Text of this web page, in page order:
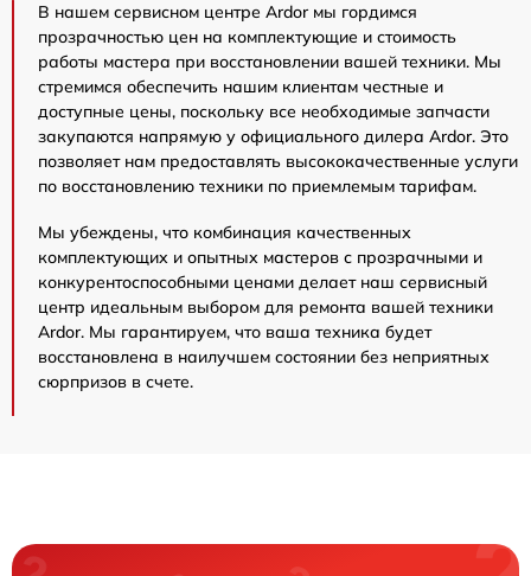
В нашем сервисном центре Ardor мы гордимся
прозрачностью цен на комплектующие и стоимость
работы мастера при восстановлении вашей техники. Мы
стремимся обеспечить нашим клиентам честные и
доступные цены, поскольку все необходимые запчасти
закупаются напрямую у официального дилера Ardor. Это
позволяет нам предоставлять высококачественные услуги
по восстановлению техники по приемлемым тарифам.
Мы убеждены, что комбинация качественных
комплектующих и опытных мастеров с прозрачными и
конкурентоспособными ценами делает наш сервисный
центр идеальным выбором для ремонта вашей техники
Ardor. Мы гарантируем, что ваша техника будет
восстановлена в наилучшем состоянии без неприятных
сюрпризов в счете.